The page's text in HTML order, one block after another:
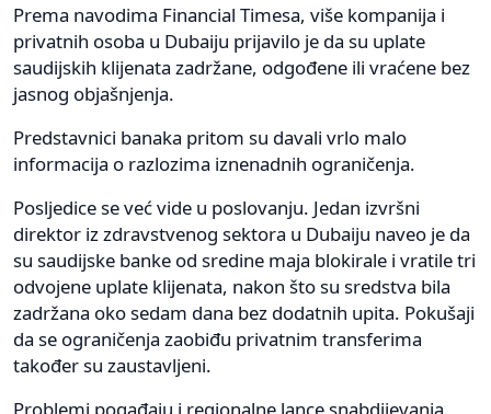
Prema navodima Financial Timesa, više kompanija i
privatnih osoba u Dubaiju prijavilo je da su uplate
saudijskih klijenata zadržane, odgođene ili vraćene bez
jasnog objašnjenja.
Predstavnici banaka pritom su davali vrlo malo
informacija o razlozima iznenadnih ograničenja.
Posljedice se već vide u poslovanju. Jedan izvršni
direktor iz zdravstvenog sektora u Dubaiju naveo je da
su saudijske banke od sredine maja blokirale i vratile tri
odvojene uplate klijenata, nakon što su sredstva bila
zadržana oko sedam dana bez dodatnih upita. Pokušaji
da se ograničenja zaobiđu privatnim transferima
također su zaustavljeni.
Problemi pogađaju i regionalne lance snabdijevanja.